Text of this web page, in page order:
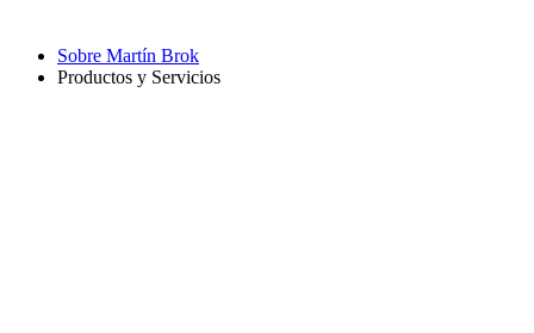
Sobre Martín Brok
Productos y Servicios